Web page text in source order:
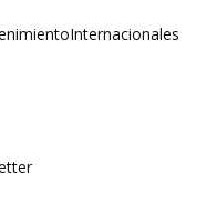
Internacionales